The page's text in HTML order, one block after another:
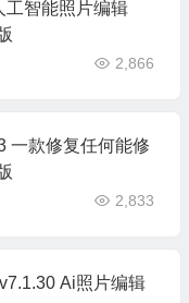
工智能照片编辑
2,866
一款修复任何能修
2,833
Ai照片编辑